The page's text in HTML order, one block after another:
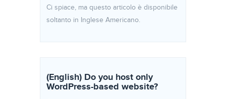
Ci spiace, ma questo articolo è disponibile
soltanto in Inglese Americano.
(English) Do you host only
WordPress-based website?